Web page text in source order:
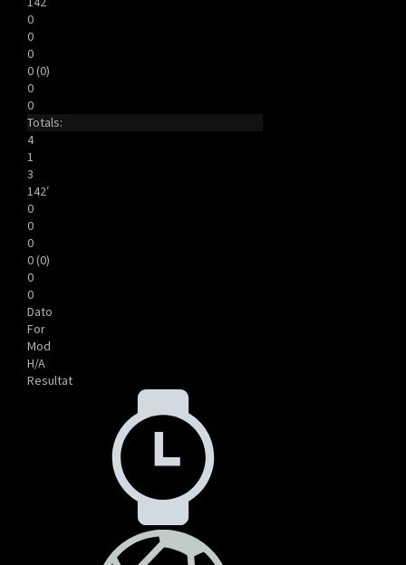
0
0
0
0 (0)
0
0
Totals:
4
1
3
142′
0
0
0
0 (0)
0
0
Dato
For
Mod
H/A
Resultat